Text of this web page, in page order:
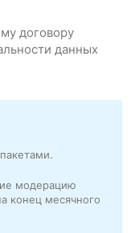
договору
данных
модерацию
конец месячного